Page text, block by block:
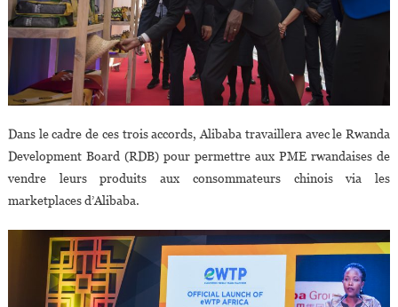
Dans le cadre de ces trois accords, Alibaba travaillera avec le Rwanda
Development Board (RDB) pour permettre aux PME rwandaises de
vendre leurs produits aux consommateurs chinois via les
marketplaces d’Alibaba.